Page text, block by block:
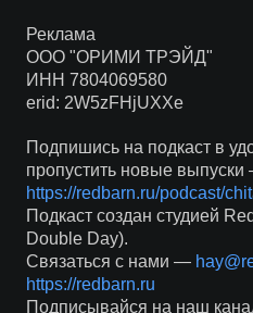
Реклама
ООО "ОРИМИ ТРЭЙД"
ИНН 7804069580
erid: 2W5zFHjUXXe
Подпишись на подкаст в
пропустить новые
https://redbarn.ru/podcast/
Подкаст создан студией
Double Day).
Связаться с нами —
https://redbarn.ru
Подписывайся на наш